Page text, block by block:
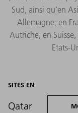
Sud, ainsi qu'en
Allemagne, en
Autriche, en
Etats-
SITES EN
Qatar